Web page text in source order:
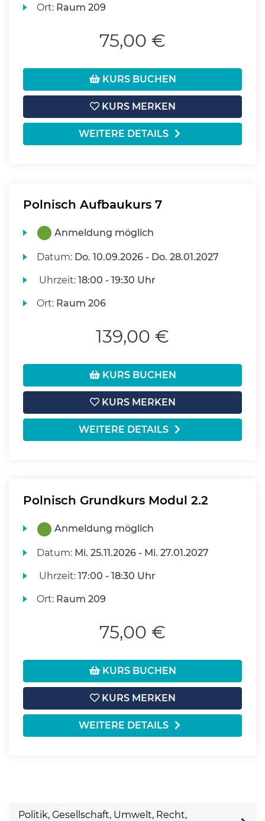
Ort: Raum 209
75,00 €
KURS BUCHEN
KURS MERKEN
WEITERE DETAILS
Polnisch Aufbaukurs 7
Anmeldung möglich
Datum: Do. 10.09.2026 - Do. 28.01.2027
Uhrzeit:18:00 - 19:30 Uhr
Ort: Raum 206
139,00 €
KURS BUCHEN
KURS MERKEN
WEITERE DETAILS
Polnisch Grundkurs Modul 2.2
Anmeldung möglich
Datum: Mi. 25.11.2026 - Mi. 27.01.2027
Uhrzeit:17:00 - 18:30 Uhr
Ort: Raum 209
75,00 €
KURS BUCHEN
KURS MERKEN
WEITERE DETAILS
Politik, Gesellschaft, Umwelt, Recht,